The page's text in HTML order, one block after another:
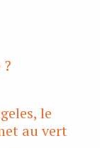
le
au vert